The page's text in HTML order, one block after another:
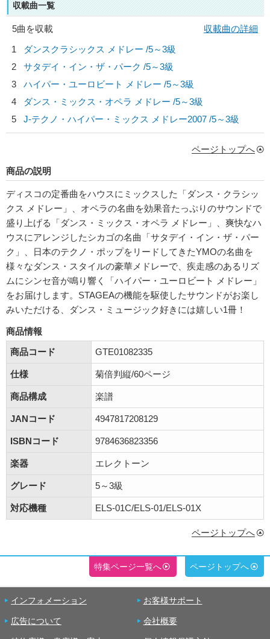
収載曲一覧
5曲を収載
収載曲の詳細
1
ダンスクラシックス メドレー /5～3級
2
サタデイ・イン・ザ・パーク /5～3級
3
ハイパー・ユーロビート メドレー /5～3級
4
ダンス・ミックス・オペラ メドレー /5～3級
5
J-テクノ・ハイパー・ミックス メドレー2007 /5～3級
ページトップへ
商品の説明
ディスコの定番曲をハウスにミックスした「ダンス・クラシッ
クス メドレー」、オペラの名曲を効果音たっぷりのサウンドで
盛り上げる「ダンス・ミックス・オペラ メドレー」、爽快なハ
ウスにアレンジしたシカゴの名曲「サタデイ・イン・ザ・パー
ク」、日本のテクノ・ポップをリードしてきたYMOの名曲を
様々なダンス・スタイルの豪華メドレーで、疾走感のあるリズ
ムにシンセ音が鳴り響く「ハイパー・ユーロビート メドレー」
をお届けします。STAGEAの機能を駆使したサウンドがお楽し
みいただける、ダンス・ミュージック好きには嬉しい1冊！
商品情報
商品コード
GTE01082335
仕様 菊倍判縦/60ページ
商品構成 楽譜
JANコード 4947817208129
ISBNコード 9784636823356
楽器 エレクトーン
グレード 5～3級
対応機種 ELS-01C/ELS-01/ELS-01X
ページトップへ
特集ページ一覧へ ページトップへ
インフォメーション お客様サポート
広告について 会社概要